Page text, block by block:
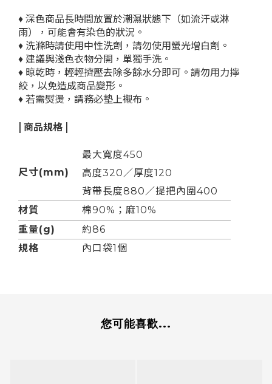
♦ 深色商品長時間放置於潮濕狀態下（如流汗或淋
雨），可能會有染色的狀況。
♦ 洗滌時請使用中性洗劑，請勿使用螢光增白劑。
♦ 建議與淺色衣物分開，單獨手洗。
♦ 晾乾時， 輕輕擠壓去除多餘水分即可。 請勿用力擰
絞，以免造成商品變形。
♦ 若需熨燙，請務必墊上襯布。
| 商品規格 |
尺寸(mm)
最大寬度450
高度320／ 厚度120
背帶長度880／ 提把內圍400
材質
棉90%； 麻10%
重量(g)
約86
規格
內口袋1個
您可能喜歡...